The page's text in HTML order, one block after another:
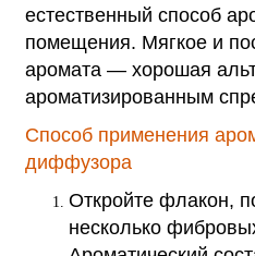
естественный способ
помещения. Мягкое и
аромата — хорошая
ароматизированным
Способ применения
диффузора
Откройте флакон,
несколько